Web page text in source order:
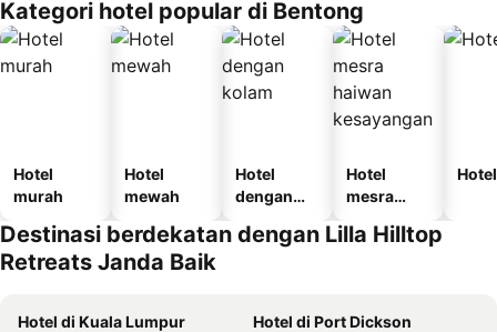
Kategori hotel popular di Bentong
Hotel
murah
Hotel
mewah
Hotel
dengan
Hotel
mesra
kesayanga
Destinasi berdekatan dengan Lilla Hilltop
Retreats Janda Baik
Hotel di Kuala Lumpur
Hotel di Port Dickson